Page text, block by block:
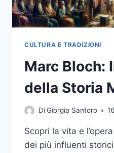
CULTURA E TRADIZIONI
Marc Bloch:
della Storia
DiGiorgia Santoro
Scopri la vita e
dei più influenti